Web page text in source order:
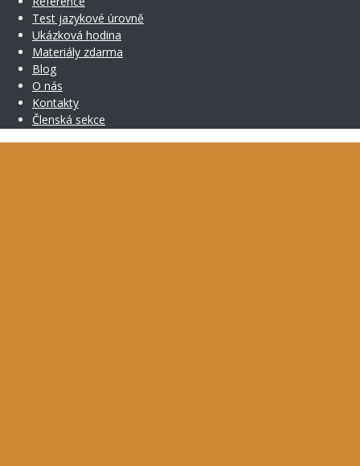
Test jazykové úrovně
Ukázková hodina
Materiály zdarma
Blog
O nás
Kontakty
Členská sekce